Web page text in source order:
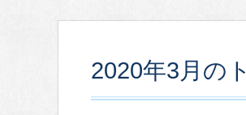
2020年3月の